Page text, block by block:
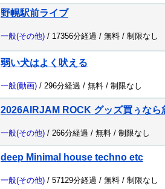
野幌駅前ライブ
一般(その他) / 17356分経過 / 無料 / 制限なし
弱い犬はよく吠える
一般(動画) / 296分経過 / 無料 / 制限なし
2026AIRJAM ROCK グッズ買ぅなら
一般(その他) / 266分経過 / 無料 / 制限なし
deep Minimal house techno etc
一般(その他) / 57129分経過 / 無料 / 制限なし